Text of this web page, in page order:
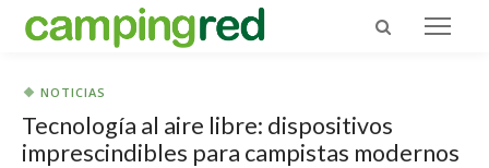
NOTICIAS
Tecnología al aire libre: dispositivos
imprescindibles para campistas modernos